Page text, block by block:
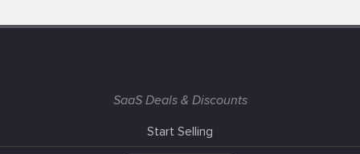
SaaS Deals & Discounts
Start Selling